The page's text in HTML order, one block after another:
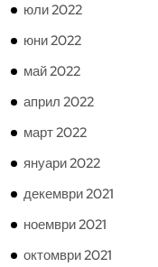
юли 2022
юни 2022
май 2022
април 2022
март 2022
януари 2022
декември 2021
ноември 2021
октомври 2021